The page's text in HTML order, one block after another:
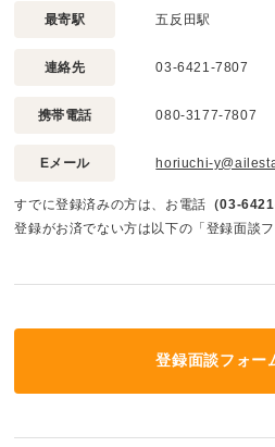
最寄駅 五反田駅
連絡先 03-6421-7807
携帯電話 080-3177-7807
Eメール horiuchi-
すでに登録済みの方は、お電話 （03-
登録がお済でない方は以下の「登録面談
登録面談フォー